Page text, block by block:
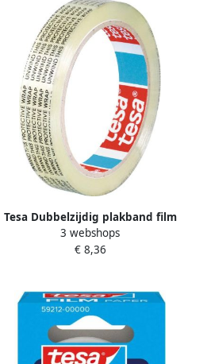
Tesa Dubbelzijdig plakband film
33mx19mm transparant
3 webshops
€ 8,36